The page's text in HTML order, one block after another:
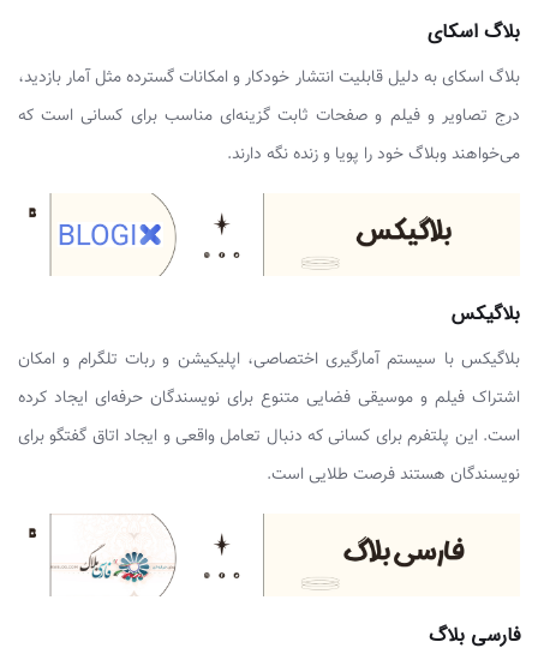
بلاگ اسکای
بلاگ اسکای به دلیل قابلیت انتشار خودکار و امکانات گسترده مثل آمار بازدید،
درج تصاویر و فیلم و صفحات ثابت گزینه‌ای مناسب برای کسانی است که
می‌خواهند وبلاگ خود را پویا و زنده نگه دارند.
بلاگیکس
بلاگیکس با سیستم آمارگیری اختصاصی، اپلیکیشن و ربات تلگرام و امکان
اشتراک فیلم و موسیقی فضایی متنوع برای نویسندگان حرفه‌ای ایجاد کرده
است. این پلتفرم برای کسانی که دنبال تعامل واقعی و ایجاد اتاق گفتگو برای
نویسندگان هستند فرصت طلایی است.
فارسی بلاگ